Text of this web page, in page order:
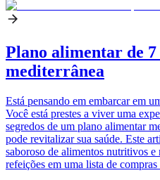
Plano alimentar de
mediterrânea
Está pensando em embarcar em
Você está prestes a viver uma
segredos de um plano alimentar
pode revitalizar sua saúde. Este
saboroso de alimentos nutritivos e
refeições em uma lista de